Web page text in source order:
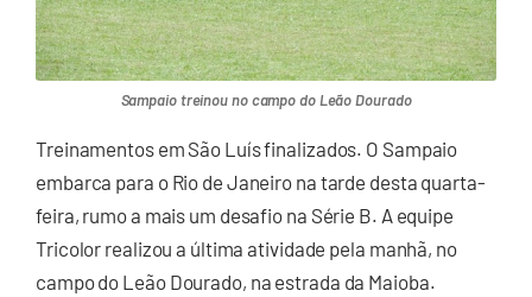
Sampaio treinou no campo do Leão Dourado
Treinamentos em São Luís finalizados. O Sampaio
embarca para o Rio de Janeiro na tarde desta quarta-
feira, rumo a mais um desafio na Série B. A equipe
Tricolor realizou a última atividade pela manhã, no
campo do Leão Dourado, na estrada da Maioba.